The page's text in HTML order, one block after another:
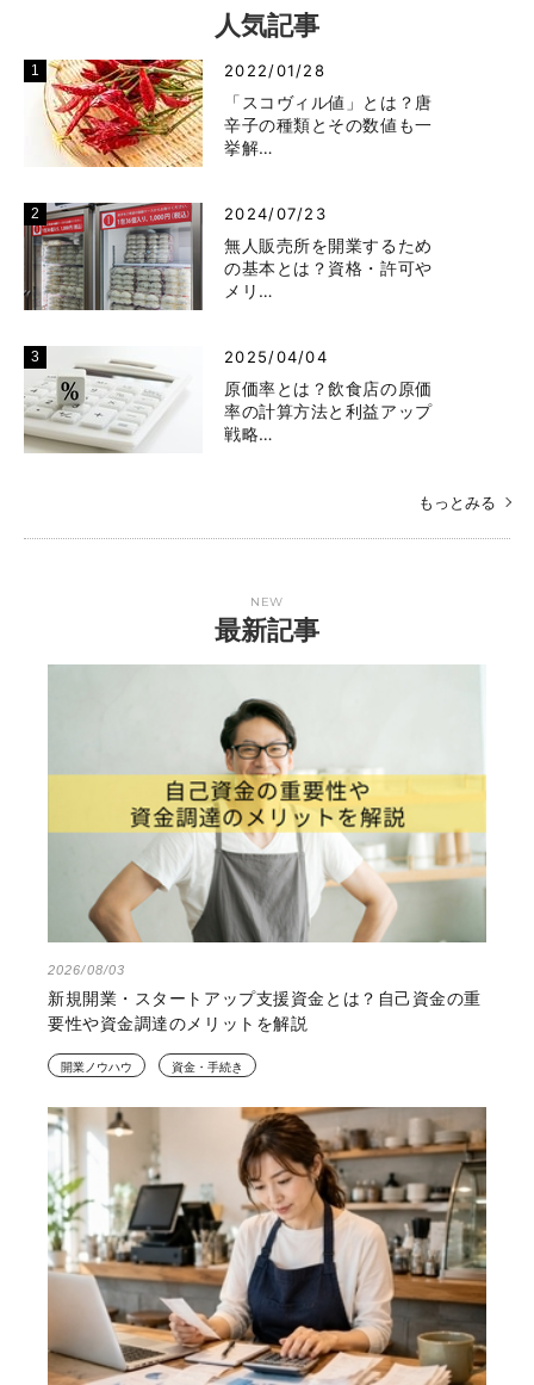
人気記事
2022/01/28
「スコヴィル値」とは？唐
辛子の種類とその数値も一
挙解…
2024/07/23
無人販売所を開業するため
の基本とは？資格・許可や
メリ…
2025/04/04
原価率とは？飲食店の原価
率の計算方法と利益アップ
戦略…
もっとみる
NEW
最新記事
2026/08/03
新規開業・スタートアップ支援資金とは？自己資金の重
要性や資金調達のメリットを解説
開業ノウハウ 資金・手続き